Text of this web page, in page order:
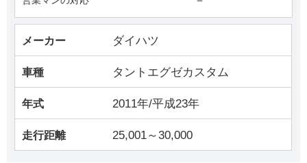
メーカー ダイハツ
車種 タントエグゼカスタム
年式 2011年/平成23年
走行距離 25,001～30,000